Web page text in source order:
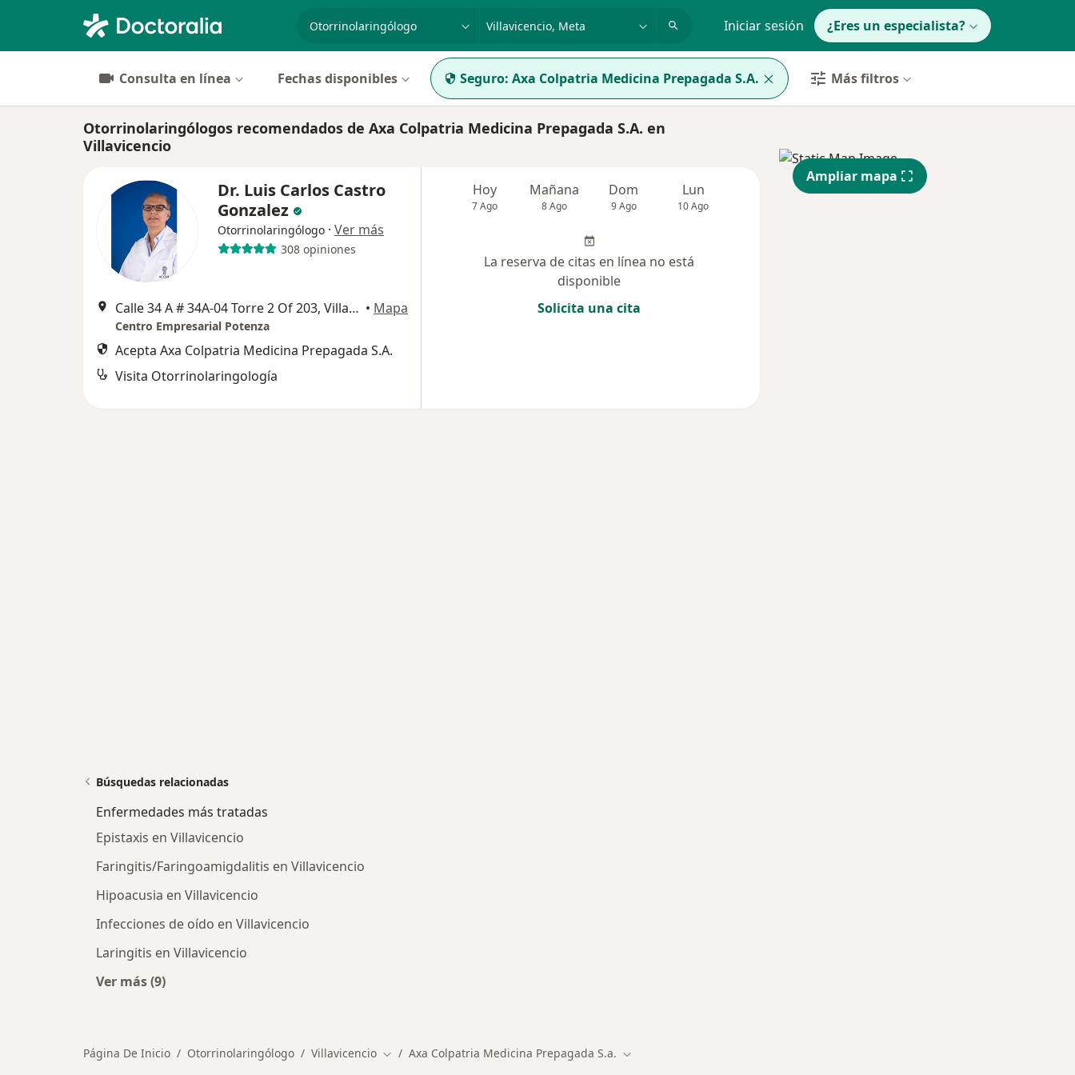
especialidad, enfermedad o nombre Iniciar sesión ¿Eres un especialista?
Consulta en línea Fechas disponibles Seguro: Axa Colpatria Medicina Prepagada S.A. Más filtros
Otorrinolaringólogos recomendados de Axa Colpatria Medicina Prepagada S.A. en
Villavicencio
Dr. Luis Carlos Castro
Gonzalez
Otorrinolaringólogo · Ver más
308 opiniones
Calle 34 A # 34A-04 Torre 2 Of 203, Villavicencio • Mapa
Centro Empresarial Potenza
Acepta Axa Colpatria Medicina Prepagada S.A.
Visita Otorrinolaringología
Hoy
7 Ago
Mañana
8 Ago
Dom
9 Ago
Lun
10 Ago
Mié Jue
La reserva de citas en línea no está
disponible
Solicita una cita
Ampliar mapa
Búsquedas relacionadas
Enfermedades más tratadas
Epistaxis en Villavicencio
Faringitis/Faringoamigdalitis en Villavicencio
Hipoacusia en Villavicencio
Infecciones de oído en Villavicencio
Laringitis en Villavicencio
Ver más (9)
Página De Inicio Otorrinolaringólogo Villavicencio Cambiar de ciudad
Axa Colpatria Medicina Prepagada S.a. Cambiar de ciudad